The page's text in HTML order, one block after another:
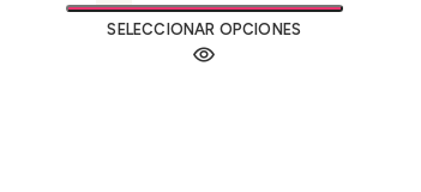
SELECCIONAR OPCIONES